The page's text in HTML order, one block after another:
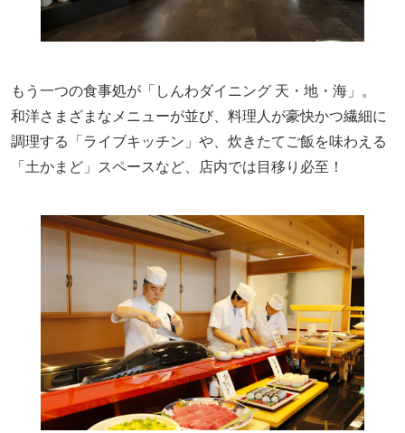
もう一つの食事処が「しんわダイニング 天・地・海」。
和洋さまざまなメニューが並び、料理人が豪快かつ繊細に
調理する「ライブキッチン」や、炊きたてご飯を味わえる
「土かまど」スペースなど、店内では目移り必至！